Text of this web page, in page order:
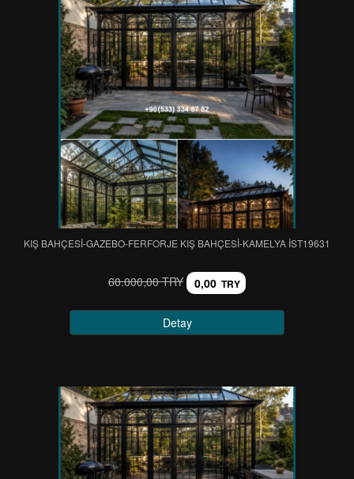
KIŞ BAHÇESİ-GAZEBO-FERFORJE KIŞ BAHÇESİ-KAMELYA IST19631
60.000,00 TRY 0,00 TRY
Detay